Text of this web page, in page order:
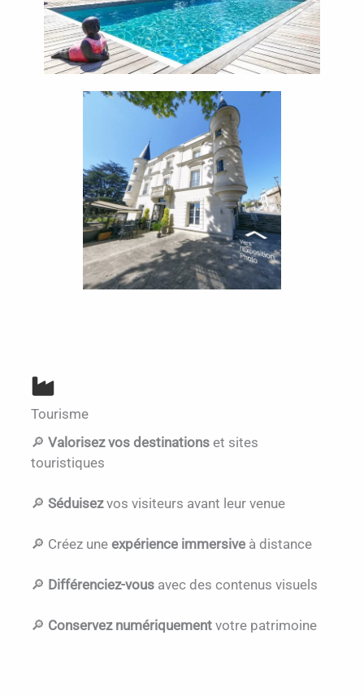
Tourisme
🔎 Valorisez vos destinations et sites
touristiques
🔎 Séduisezvos visiteurs avant leur venue
🔎 Créez une expérience immersive à distance
🔎 Différenciez-vous avec des contenus visuels
🔎 Conservez numériquement votre patrimoine